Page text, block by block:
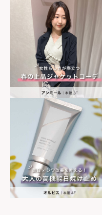
世界の山ちゃん